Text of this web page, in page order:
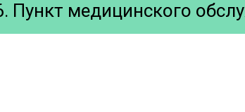
Пункт медицинского